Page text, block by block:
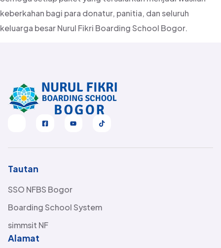
keberkahan bagi para donatur, panitia, dan seluruh
keluarga besar Nurul Fikri Boarding School Bogor.
Tautan
SSO NFBS Bogor
Boarding School System
simmsit NF
Alamat